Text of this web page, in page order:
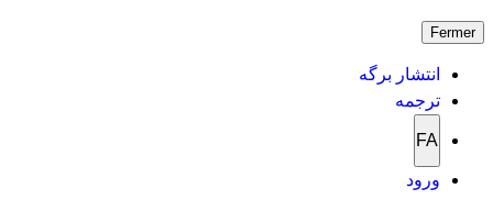
Fermer
انتشار برگه
ترجمه
FA
ورود